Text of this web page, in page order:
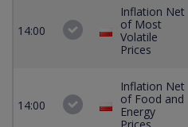
14:00
Inflation Net
of Most
Volatile
Prices
14:00
Inflation Net
of Food and
Energy